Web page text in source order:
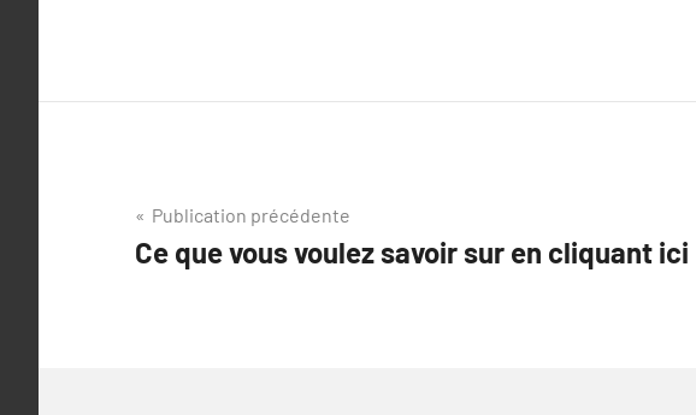
Navigation
de
Publication précédente
Ce que vous voulez savoir sur en cliquant ici